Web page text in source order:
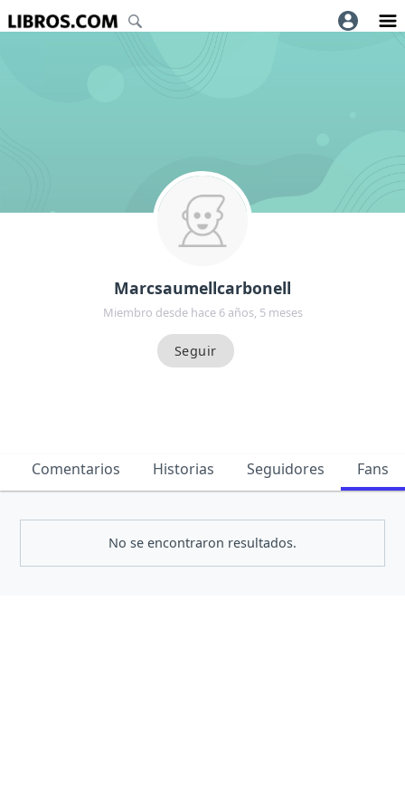
Marcsaumellcarbonell
Miembro desde hace 6 años, 5 meses
Comentarios Historias Seguidores Fans
No se encontraron resultados.